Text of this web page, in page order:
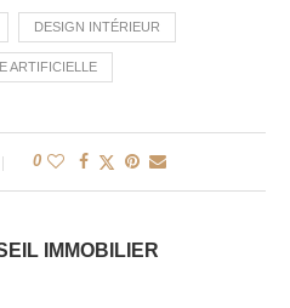
DESIGN INTÉRIEUR
ARTIFICIELLE
0
IMMOBILIER